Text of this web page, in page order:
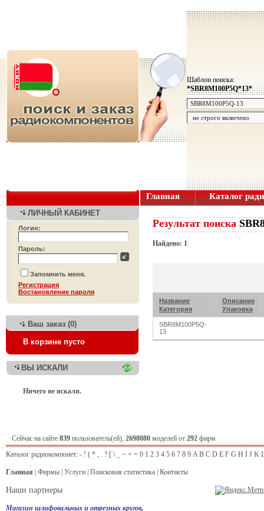
Шаблон поиска:
*SBR8M100P5Q*13*
Главная Каталог
ЛИЧНЫЙ КАБИНЕТ
Логин:
Пароль:
Запомнить меня.
Регистрация
Bостановление пароля
Ваш заказ (0)
В корзине пусто
ВЫ ИСКАЛИ
Ничего не искали.
Результат поиска
Найдено: 1
Название
Категория
Описание
Упаковка
SBR8M100P5Q-
13
Сейчас на сайте 839 пользователь(ей), 2698080 моделей от 292 фирм
Каталог радиокомпонет: - ! ( * , . ? [ \ ~ + = 0 1 2 3 4 5 6 7 8 9 A B C D E F G H I J K
Главная Фирмы Услуги Поисковая статистика Контакты
Наши партнеры
Магазин шлифовальных и отрезных кругов,